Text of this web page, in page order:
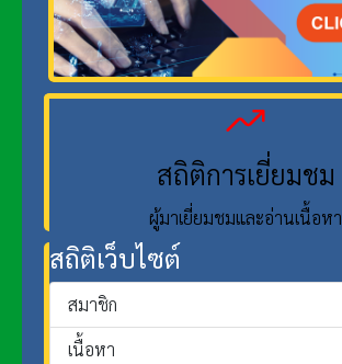
สถิติการเยี่ยมชม
ผู้มาเยี่ยมชมและอ่านเนื้อหา
สถิติเว็บไซต์
สมาชิก
เนื้อหา